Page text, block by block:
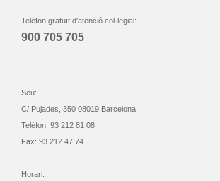
Telèfon gratuït d'atenció col·legial:
900 705 705
Seu:
C/ Pujades, 350 08019 Barcelona
Telèfon: 93 212 81 08
Fax: 93 212 47 74
Horari: